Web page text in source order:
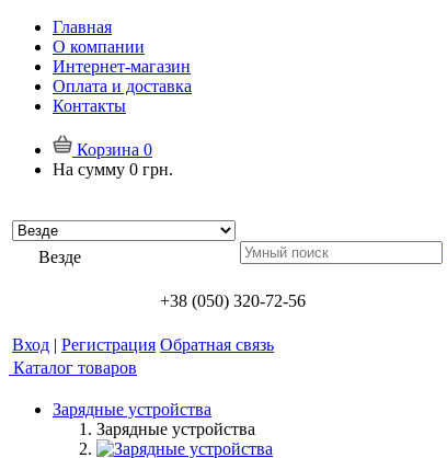
Главная
О компании
Интернет-магазин
Оплата и доставка
Контакты
Корзина 0
На сумму 0 грн.
Везде
+38 (050) 320-72-56
Вход | Регистрация Обратная связь
Каталог товаров
Зарядные устройства
Зарядные устройства